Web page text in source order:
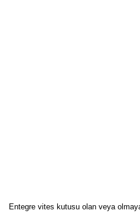
Entegre vites kutusu olan veya